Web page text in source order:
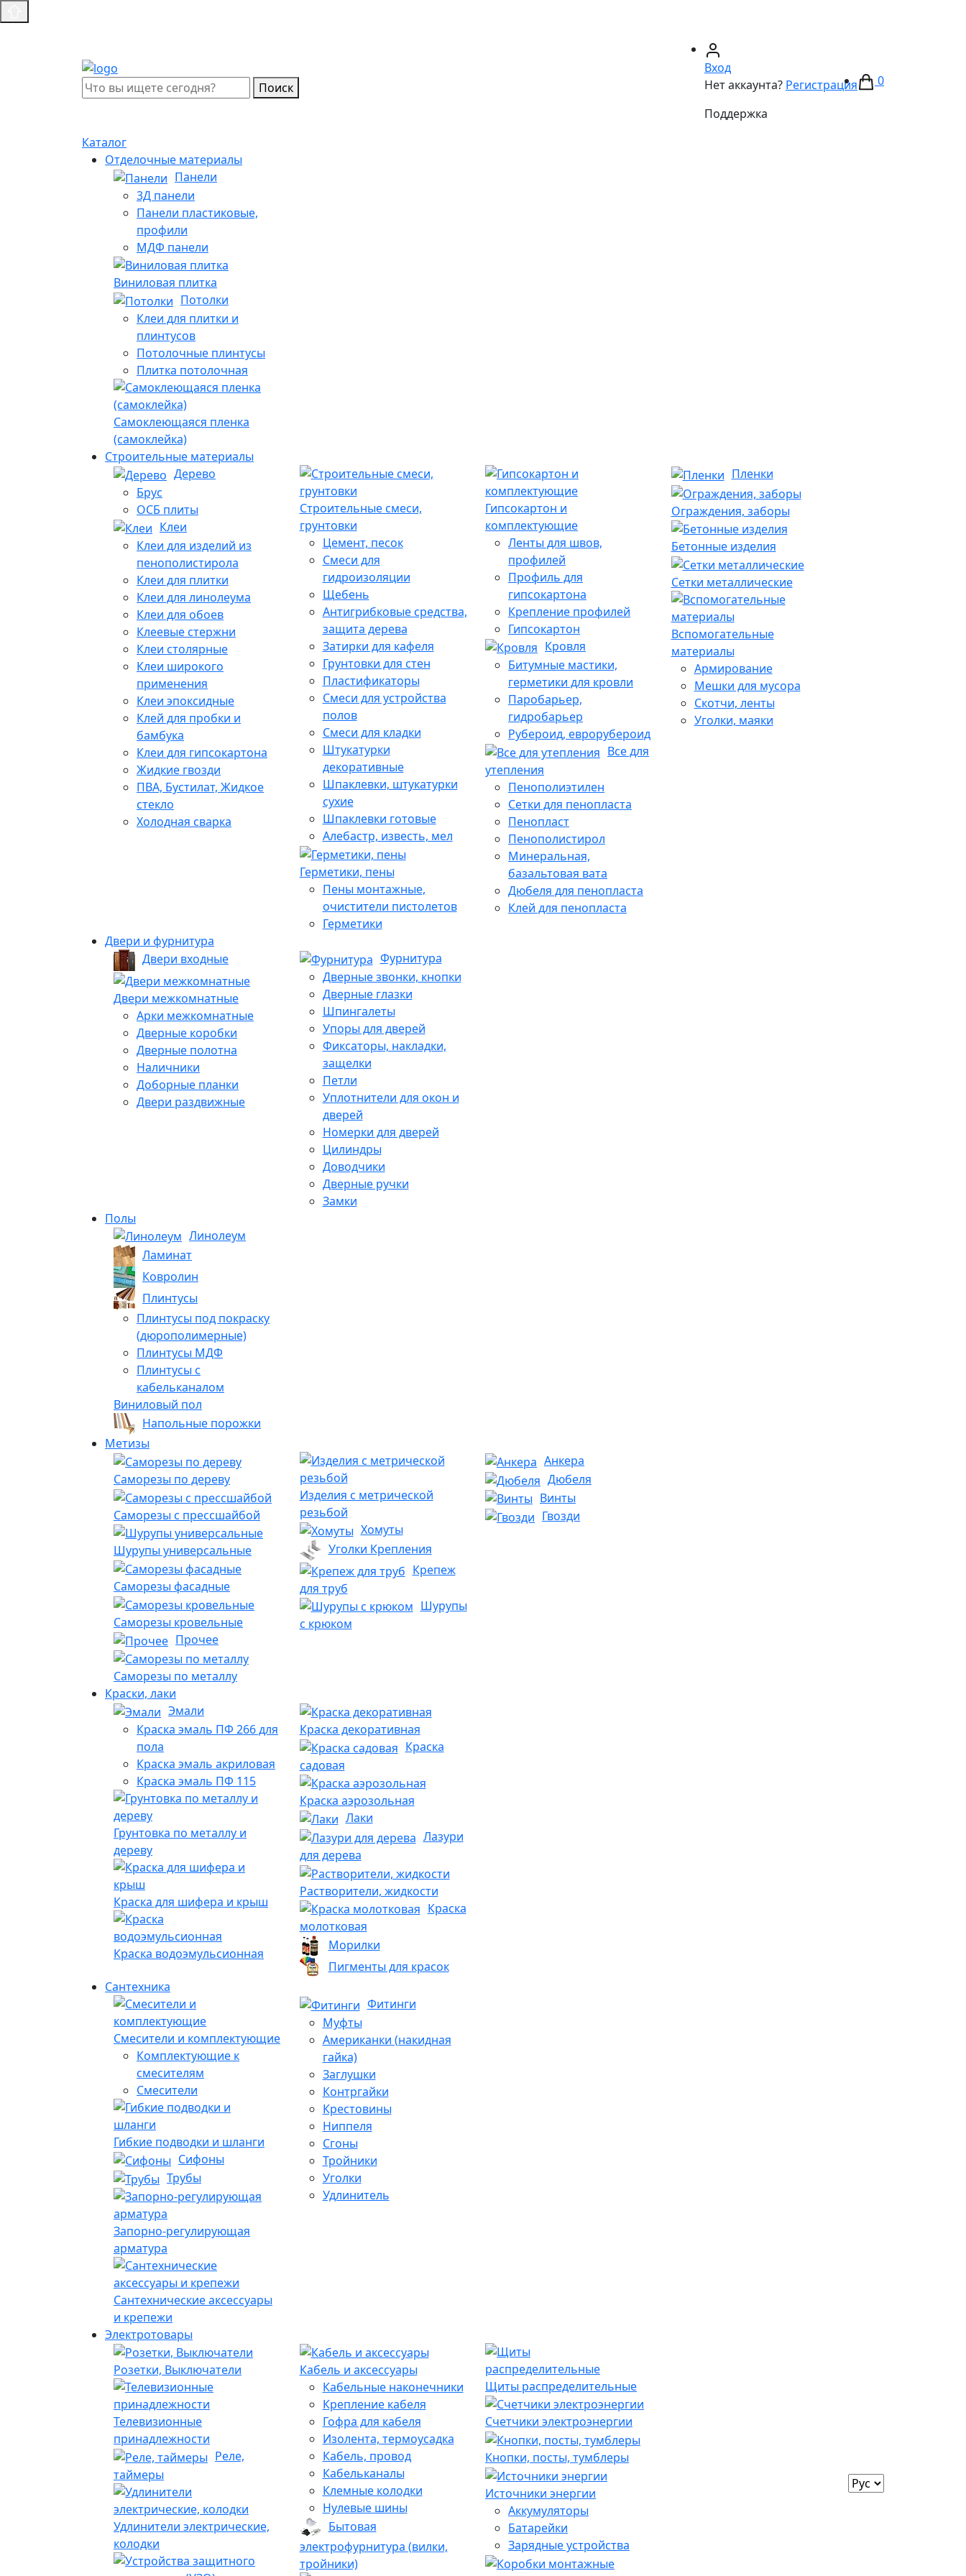
Поиск
Вход
Нет аккаунта? Регистрация
Поддержка
0
Каталог
Отделочные материалы
Панели
3Д панели
Панели пластиковые,
профили
МДФ панели
Виниловая плитка
Потолки
Клеи для плитки и
плинтусов
Потолочные плинтусы
Плитка потолочная
Самоклеющаяся пленка
(самоклейка)
Строительные материалы
Дерево
Брус
ОСБ плиты
Клеи
Клеи для изделий из
пенополистирола
Клеи для плитки
Клеи для линолеума
Клеи для обоев
Клеевые стержни
Клеи столярные
Клеи широкого
применения
Клеи эпоксидные
Клей для пробки и
бамбука
Клеи для гипсокартона
Жидкие гвозди
ПВА, Бустилат, Жидкое
стекло
Холодная сварка
Строительные смеси,
грунтовки
Цемент, песок
Смеси для
гидроизоляции
Щебень
Антигрибковые средства,
защита дерева
Затирки для кафеля
Грунтовки для стен
Пластификаторы
Смеси для устройства
полов
Смеси для кладки
Штукатурки
декоративные
Шпаклевки, штукатурки
сухие
Шпаклевки готовые
Алебастр, известь, мел
Герметики, пены
Пены монтажные,
очистители пистолетов
Герметики
Гипсокартон и
комплектующие
Ленты для швов,
профилей
Профиль для
гипсокартона
Крепление профилей
Гипсокартон
Кровля
Битумные мастики,
герметики для кровли
Паробарьер,
гидробарьер
Рубероид, еврорубероид
Все для
утепления
Пенополиэтилен
Сетки для пенопласта
Пенопласт
Пенополистирол
Минеральная,
базальтовая вата
Дюбеля для пенопласта
Клей для пенопласта
Пленки
Ограждения, заборы
Бетонные изделия
Сетки металлические
Вспомогательные
материалы
Армирование
Мешки для мусора
Скотчи, ленты
Уголки, маяки
Двери и фурнитура
Двери входные
Двери межкомнатные
Арки межкомнатные
Дверные коробки
Дверные полотна
Наличники
Доборные планки
Двери раздвижные
Фурнитура
Дверные звонки, кнопки
Дверные глазки
Шпингалеты
Упоры для дверей
Фиксаторы, накладки,
защелки
Петли
Уплотнители для окон и
дверей
Номерки для дверей
Цилиндры
Доводчики
Дверные ручки
Замки
Полы
Линолеум
Ламинат
Ковролин
Плинтусы
Плинтусы под покраску
(дюрополимерные)
Плинтусы МДФ
Плинтусы с
кабельканалом
Виниловый пол
Напольные порожки
Метизы
Саморезы по дереву
Саморезы с прессшайбой
Шурупы универсальные
Саморезы фасадные
Саморезы кровельные
Прочее
Саморезы по металлу
Изделия с метрической
резьбой
Хомуты
Уголки Крепления
Крепеж
для труб
Шурупы
с крюком
Анкера
Дюбеля
Винты
Гвозди
Краски, лаки
Эмали
Краска эмаль ПФ 266 для
пола
Краска эмаль акриловая
Краска эмаль ПФ 115
Грунтовка по металлу и
дереву
Краска для шифера и крыш
Краска водоэмульсионная
Краска декоративная
Краска
садовая
Краска аэрозольная
Лаки
Лазури
для дерева
Растворители, жидкости
Краска
молотковая
Морилки
Пигменты для красок
Сантехника
Смесители и комплектующие
Комплектующие к
смесителям
Смесители
Гибкие подводки и шланги
Сифоны
Трубы
Запорно-регулирующая
арматура
Сантехнические аксессуары
и крепежи
Фитинги
Муфты
Американки (накидная
гайка)
Заглушки
Контргайки
Крестовины
Ниппеля
Сгоны
Тройники
Уголки
Удлинитель
Электротовары
Розетки, Выключатели
Телевизионные
принадлежности
Реле,
таймеры
Удлинители электрические,
колодки
Кабель и аксессуары
Кабельные наконечники
Крепление кабеля
Гофра для кабеля
Изолента, термоусадка
Кабель, провод
Кабельканалы
Клемные колодки
Нулевые шины
Бытовая
электрофурнитура (вилки,
тройники)
Щиты распределительные
Счетчики электроэнергии
Кнопки, посты, тумблеры
Источники энергии
Аккумуляторы
Батарейки
Зарядные устройства